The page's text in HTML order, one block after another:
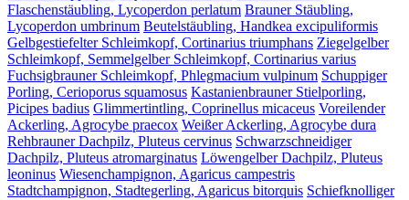
Flaschenstäubling, Lycoperdon perlatum Brauner Stäubling,
Lycoperdon umbrinum Beutelstäubling, Handkea excipuliformis
Gelbgestiefelter Schleimkopf, Cortinarius triumphans Ziegelgelber
Schleimkopf, Semmelgelber Schleimkopf, Cortinarius varius
Fuchsigbrauner Schleimkopf, Phlegmacium vulpinum Schuppiger
Porling, Cerioporus squamosus Kastanienbrauner Stielporling,
Picipes badius Glimmertintling, Coprinellus micaceus Voreilender
Ackerling, Agrocybe praecox Weißer Ackerling, Agrocybe dura
Rehbrauner Dachpilz, Pluteus cervinus Schwarzschneidiger
Dachpilz, Pluteus atromarginatus Löwengelber Dachpilz, Pluteus
leoninus Wiesenchampignon, Agaricus campestris
Stadtchampignon, Stadtegerling, Agaricus bitorquis Schiefknolliger